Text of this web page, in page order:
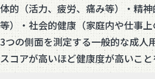
体的（活力、疲労、痛み等）・精
等）・社会的健康（家庭内や仕事
3つの側面を測定する一般的な成人
スコアが高いほど健康度が高いこと